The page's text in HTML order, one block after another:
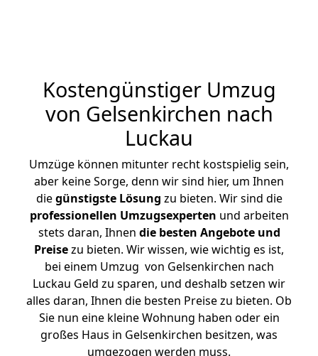
Kostengünstiger Umzug
von Gelsenkirchen nach
Luckau
Umzüge können mitunter recht kostspielig sein,
aber keine Sorge, denn wir sind hier, um Ihnen
diegünstigste Lösung zu bieten. Wir sind die
professionellen Umzugsexperten und arbeiten
stets daran, Ihnen die besten Angebote und
Preisezu bieten. Wir wissen, wie wichtig es ist,
bei einem Umzug von Gelsenkirchen nach
Luckau Geld zu sparen, und deshalb setzen wir
alles daran, Ihnen die besten Preise zu bieten. Ob
Sie nun eine kleine Wohnung haben oder ein
großes Haus in Gelsenkirchen besitzen, was
umgezogen werden muss.